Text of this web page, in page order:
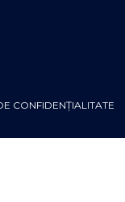
CONFIDENȚIALITATE